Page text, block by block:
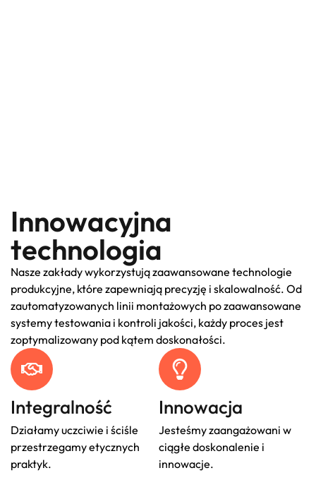
Innowacyjna
technologia
Nasze zakłady wykorzystują zaawansowane technologie
produkcyjne, które zapewniają precyzję i skalowalność. Od
zautomatyzowanych linii montażowych po zaawansowane
systemy testowania i kontroli jakości, każdy proces jest
zoptymalizowany pod kątem doskonałości.
Integralność
Działamy uczciwie i ściśle
przestrzegamy etycznych
praktyk.
Innowacja
Jesteśmy zaangażowani w
ciągłe doskonalenie i
innowacje.